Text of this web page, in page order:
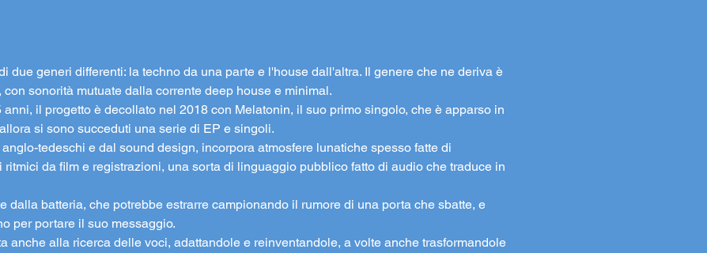
due generi differenti: la techno da una parte e l'house dall'altra. Il genere che ne deriva è
sonorità mutuate dalla corrente deep house e minimal.
il progetto è decollato nel 2018 con Melatonin, il suo primo singolo, che è apparso in
si sono succeduti una serie di EP e singoli.
tedeschi e dal sound design, incorpora atmosfere lunatiche spesso fatte di
da film e registrazioni, una sorta di linguaggio pubblico fatto di audio che traduce in
dalla batteria, che potrebbe estrarre campionando il rumore di una porta che sbatte, e
per portare il suo messaggio.
anche alla ricerca delle voci, adattandole e reinventandole, a volte anche trasformandole